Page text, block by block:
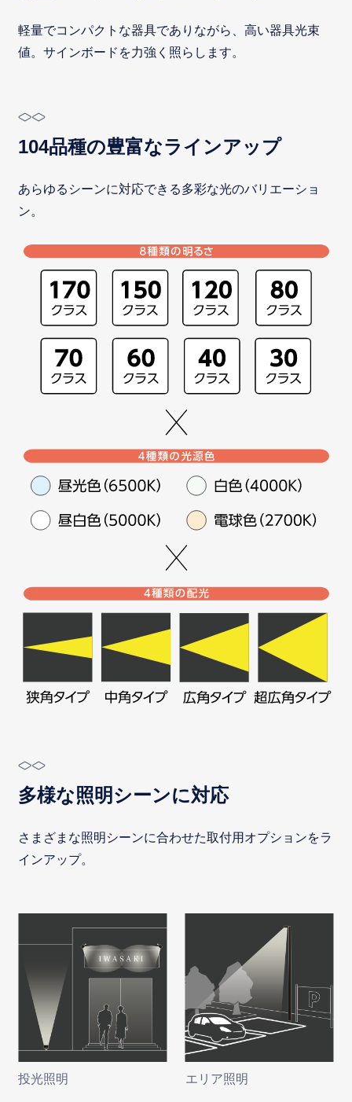
軽量でコンパクトな器具でありながら、高い器具光束
値。サインボードを力強く照らします。
104品種の豊富なラインアップ
あらゆるシーンに対応できる多彩な光のバリエーショ
ン。
多様な照明シーンに対応
さまざまな照明シーンに合わせた取付用オプションをラ
インアップ。
投光照明 エリア照明